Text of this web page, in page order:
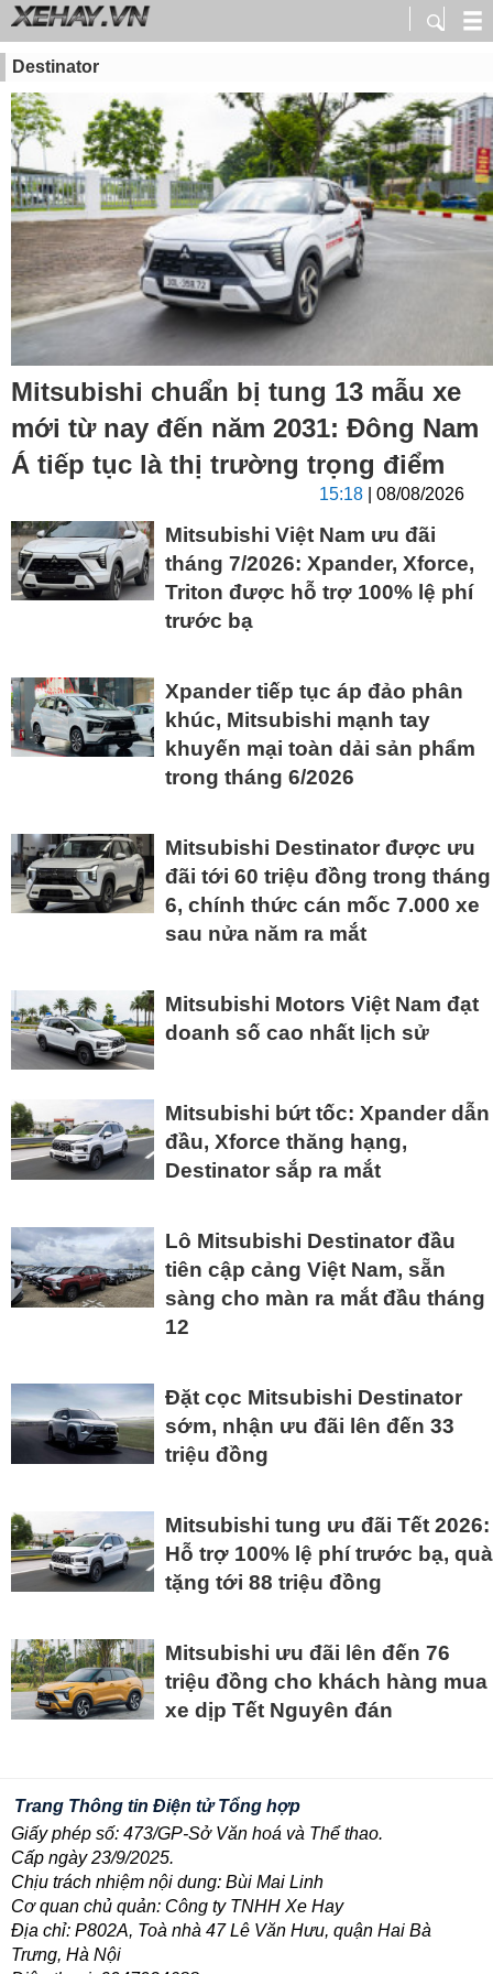
Destinator
Mitsubishi chuẩn bị tung 13 mẫu xe
mới từ nay đến năm 2031: Đông Nam
Á tiếp tục là thị trường trọng điểm
15:18 | 08/08/2026
Mitsubishi Việt Nam ưu đãi
tháng 7/2026: Xpander, Xforce,
Triton được hỗ trợ 100% lệ phí
trước bạ
Xpander tiếp tục áp đảo phân
khúc, Mitsubishi mạnh tay
khuyến mại toàn dải sản phẩm
trong tháng 6/2026
Mitsubishi Destinator được ưu
đãi tới 60 triệu đồng trong tháng
6, chính thức cán mốc 7.000 xe
sau nửa năm ra mắt
Mitsubishi Motors Việt Nam đạt
doanh số cao nhất lịch sử
Mitsubishi bứt tốc: Xpander dẫn
đầu, Xforce thăng hạng,
Destinator sắp ra mắt
Lô Mitsubishi Destinator đầu
tiên cập cảng Việt Nam, sẵn
sàng cho màn ra mắt đầu tháng
12
Đặt cọc Mitsubishi Destinator
sớm, nhận ưu đãi lên đến 33
triệu đồng
Mitsubishi tung ưu đãi Tết 2026:
Hỗ trợ 100% lệ phí trước bạ, quà
tặng tới 88 triệu đồng
Mitsubishi ưu đãi lên đến 76
triệu đồng cho khách hàng mua
xe dịp Tết Nguyên đán
Trang Thông tin Điện tử Tổng hợp
Giấy phép số: 473/GP-Sở Văn hoá và Thể thao.
Cấp ngày 23/9/2025.
Chịu trách nhiệm nội dung: Bùi Mai Linh
Cơ quan chủ quản: Công ty TNHH Xe Hay
Địa chỉ: P802A, Toà nhà 47 Lê Văn Hưu, quận Hai Bà
Trưng, Hà Nội